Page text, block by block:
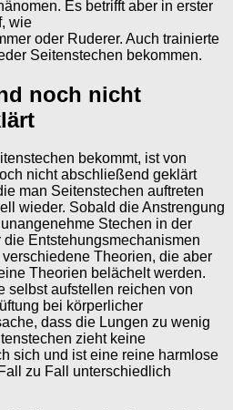
Es betrifft aber in erster
wie
oder Ruderer. Auch trainierte
Seitenstechen bekommen.
noch nicht
bekommt, ist von
nicht abschließend geklärt
man Seitenstechen auftreten
wieder. Sobald die Anstrengung
Stechen in der
Entstehungsmechanismen
Theorien, die aber
Theorien belächelt werden.
selbst aufstellen reichen von
bei körperlicher
dass die Lungen zu wenig
zieht keine
sich und ist eine reine harmlose
zu Fall unterschiedlich